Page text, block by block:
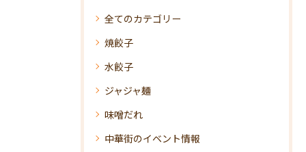
全てのカテゴリー
焼餃子
水餃子
ジャジャ麺
味噌だれ
中華街のイベント情報